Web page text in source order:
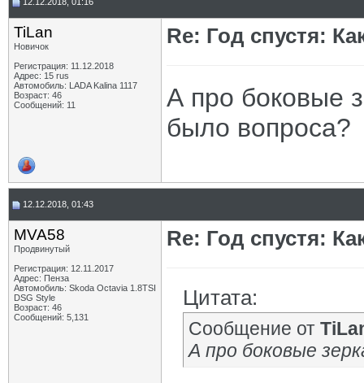
TiLan
Новичок
Регистрация: 11.12.2018
Адрес: 15 rus
Автомобиль: LADA Kalina 1117
Возраст: 46
Сообщений: 11
Re: Год спустя:
А про боковые
было вопроса?
12.12.2018, 01:43
MVA58
Продвинутый
Регистрация: 12.11.2017
Адрес: Пенза
Автомобиль: Skoda Octavia 1.8TSI
DSG Style
Возраст: 46
Сообщений: 5,131
Re: Год спустя:
Цитата:
Сообщение от
А про боковые